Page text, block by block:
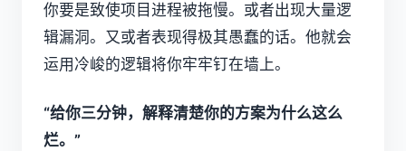
你要是致使项目进程被拖慢。或者出现大量逻
辑漏洞。又或者表现得极其愚蠢的话。他就会
运用冷峻的逻辑将你牢牢钉在墙上。
“给你三分钟，解释清楚你的方案为什么这么
烂。”